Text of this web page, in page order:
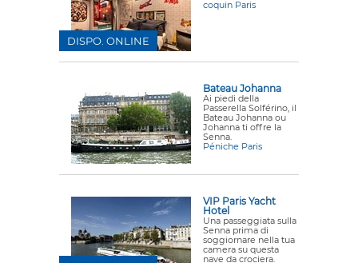
coquin Paris
DISPO. ONLINE
Bateau Johanna
Ai piedi della
Passerella Solférino, il
Bateau Johanna ou
Johanna ti offre la
Senna.
Péniche Paris
VIP Paris Yacht
Hotel
Una passeggiata sulla
Senna prima di
soggiornare nella tua
camera su questa
nave da crociera.